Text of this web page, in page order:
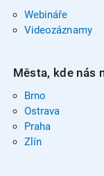
Webináře
Videozáznamy
Města, kde nás
Brno
Ostrava
Praha
Zlín